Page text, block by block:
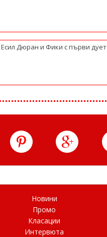
Есил Дюран и Фики с първи дует
Новини
Промо
Класации
Интервюта